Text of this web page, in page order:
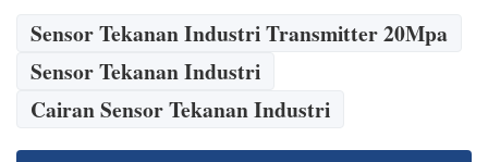
Sensor Tekanan Industri Transmitter 20Mpa
Sensor Tekanan Industri
Cairan Sensor Tekanan Industri